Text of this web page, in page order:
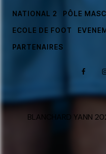
NATIONAL 2 PÔLE
ECOLE DE FOOT
PARTENAIRES
BLANCHARD YANN